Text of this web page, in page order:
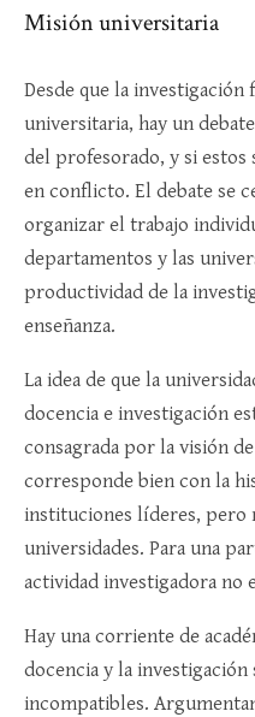
Misión universitaria
Desde que la
universitaria, hay un
del profesorado, y si
en conflicto. El debate se
organizar el trabajo
departamentos y las
productividad de la
enseñanza.
La idea de que la
docencia e investigación
consagrada por la visión
corresponde bien con la
instituciones líderes, pero
universidades. Para una
actividad investigadora no
Hay una corriente de
docencia y la
incompatibles.